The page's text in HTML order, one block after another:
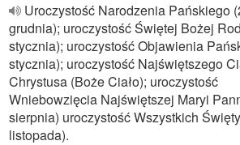
Uroczystość Narodzenia Pańskiego
grudnia); uroczystość Świętej Bożej
stycznia); uroczystość Objawienia
stycznia); uroczystość Najświętszego
Chrystusa (Boże Ciało); uroczystość
Wniebowzięcia Najświętszej Maryi
sierpnia) uroczystość Wszystkich
listopada).